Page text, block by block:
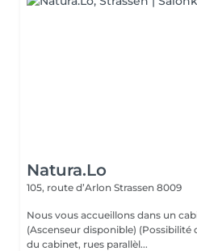
Natura.Lo
105, route d’Arlon Strassen 8009
Nous vous accueillons dans un
(Ascenseur disponible) (Possibilité de vous garer aux alentours
du cabinet, rues parallèl...